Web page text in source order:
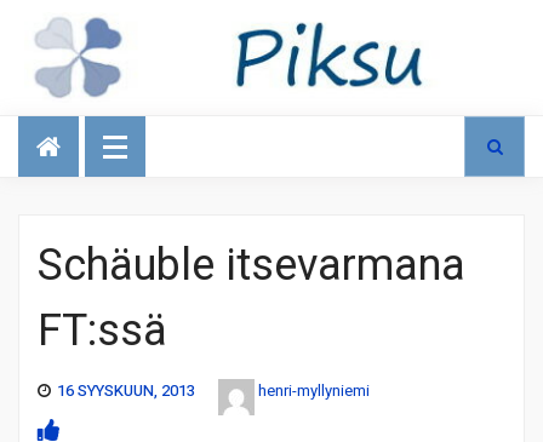
Talous
Schäuble itsevarmana
FT:ssä
16 SYYSKUUN, 2013 henri-myllyniemi